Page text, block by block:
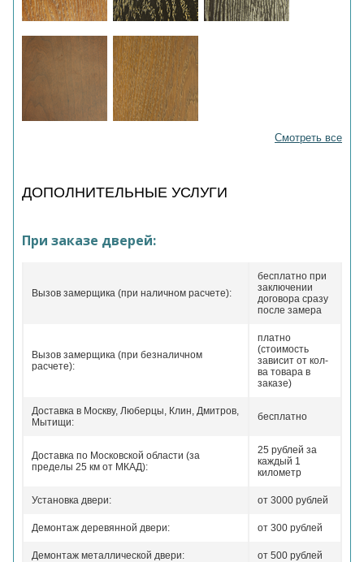
Смотреть все
ДОПОЛНИТЕЛЬНЫЕ УСЛУГИ
При заказе дверей:
Вызов замерщика (при наличном расчете):
бесплатно при
заключении
договора сразу
после замера
Вызов замерщика (при безналичном
расчете):
платно
(стоимость
зависит от кол-
ва товара в
заказе)
Доставка в Москву, Люберцы, Клин, Дмитров,
Мытищи:
бесплатно
Доставка по Московской области (за
пределы 25 км от МКАД):
25 рублей за
каждый 1
километр
Установка двери: от 3000 рублей
Демонтаж деревянной двери: от 300 рублей
Демонтаж металлической двери: от 500 рублей